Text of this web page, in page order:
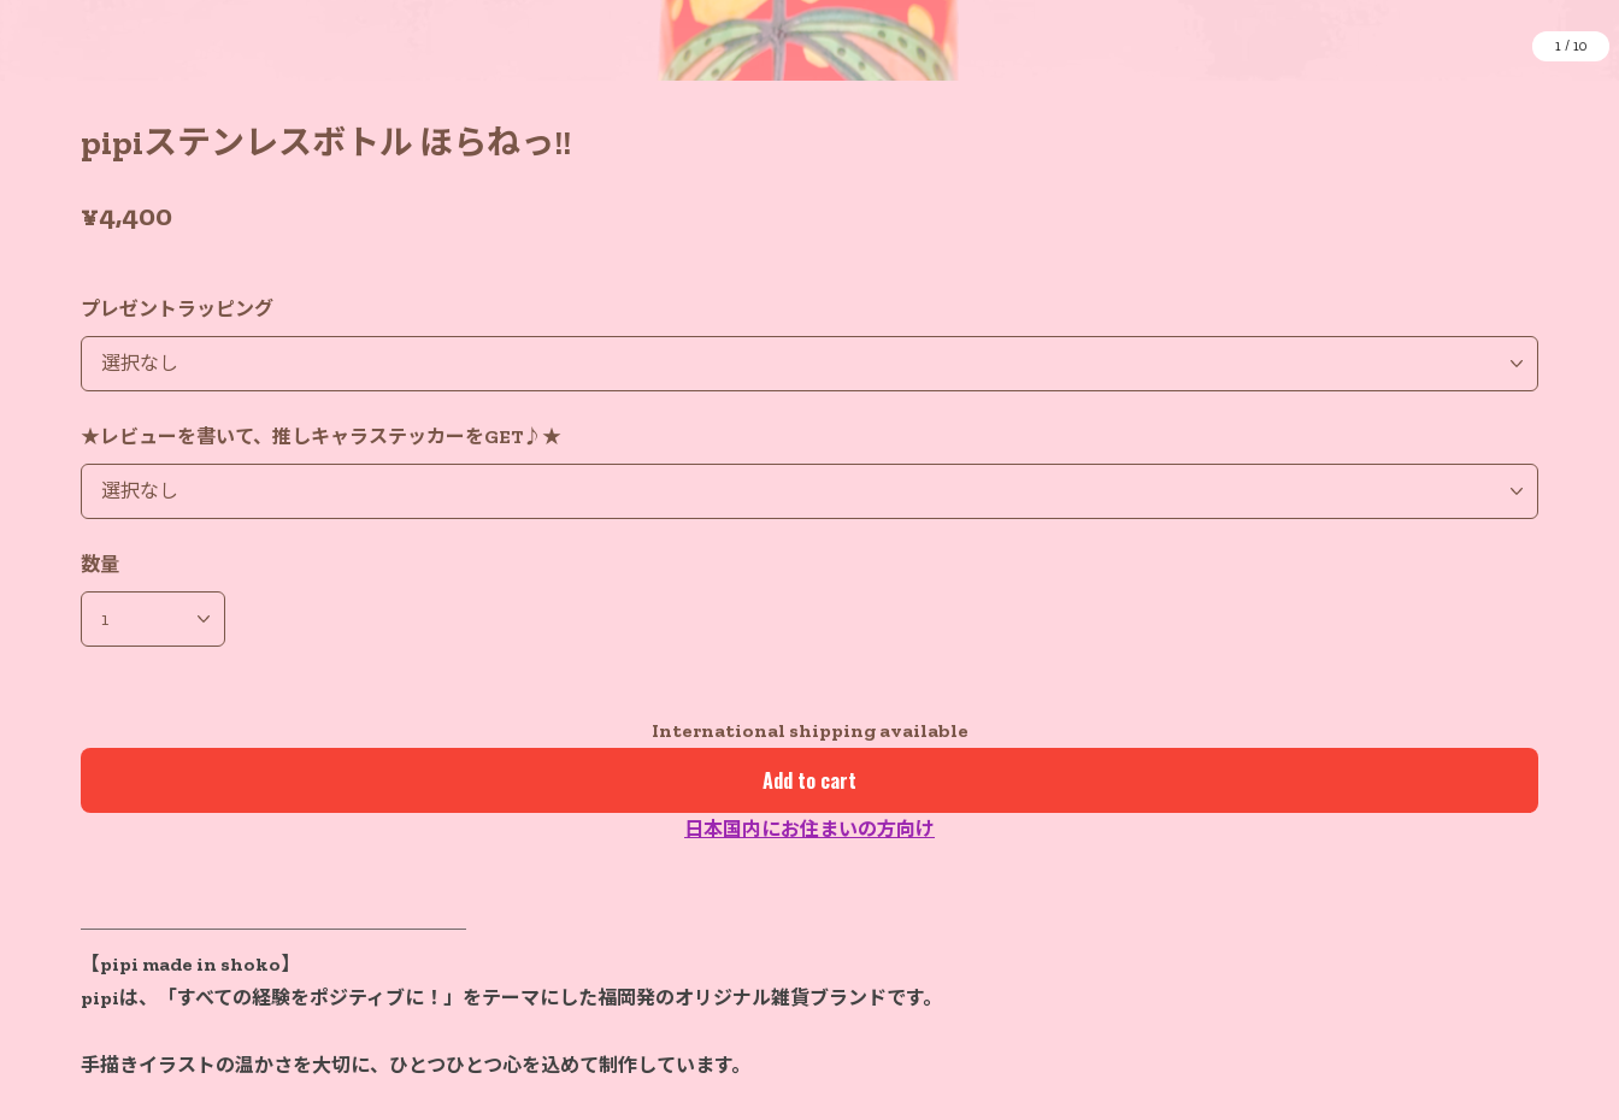
1/ 10
pipiステンレスボトル ほらねっ!!
¥4,400
プレゼントラッピング
★レビューを書いて、推しキャラステッカーをGET♪★
数量
International shipping available
Add to cart
日本国内にお住まいの方向け
────────────────────
【pipi made in shoko】
pipiは、「すべての経験をポジティブに！」をテーマにした福岡発のオリジナル雑貨ブランドです。
手描きイラストの温かさを大切に、ひとつひとつ心を込めて制作しています。